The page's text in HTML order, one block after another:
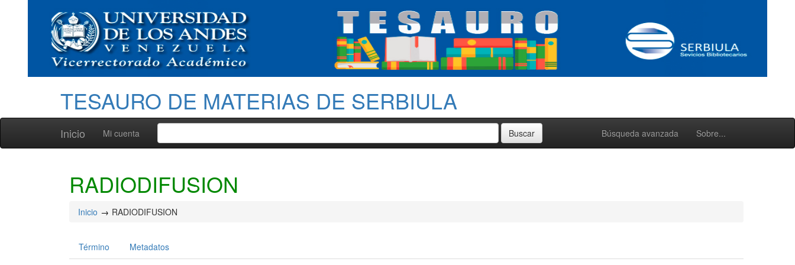
TESAURO DE MATERIAS DE SERBIULA
Inicio Búsqueda avanzada Sobre...
Mi cuenta
RADIODIFUSION
Inicio RADIODIFUSION
Término Metadatos